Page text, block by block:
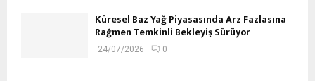
Küresel Baz Yağ Piyasasında Arz Fazlasına
Rağmen Temkinli Bekleyiş Sürüyor
24/07/2026 0